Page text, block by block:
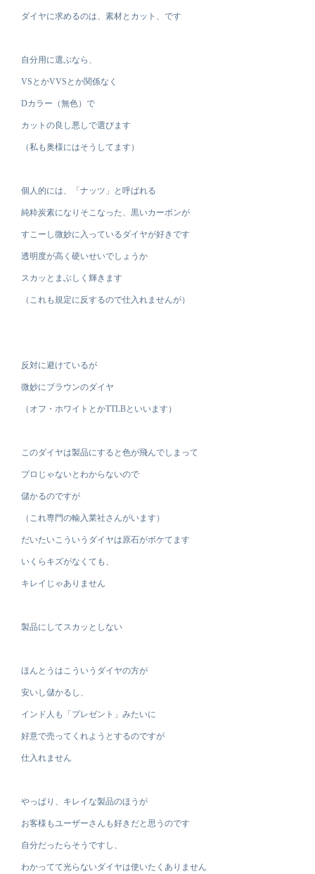
ダイヤに求めるのは、素材とカット、です
自分用に選ぶなら、
VSとかVVSとか関係なく
Dカラー（無色）で
カットの良し悪しで選びます
（私も奥様にはそうしてます）
個人的には、「ナッツ」と呼ばれる
純粋炭素になりそこなった、黒いカーボンが
すこーし微妙に入っているダイヤが好きです
透明度が高く硬いせいでしょうか
スカッとまぶしく輝きます
（これも規定に反するので仕入れませんが）
反対に避けているが
微妙にブラウンのダイヤ
（オフ・ホワイトとかTTLBといいます）
このダイヤは製品にすると色が飛んでしまって
プロじゃないとわからないので
儲かるのですが
（これ専門の輸入業社さんがいます）
だいたいこういうダイヤは原石がボケてます
いくらキズがなくても、
キレイじゃありません
製品にしてスカッとしない
ほんとうはこういうダイヤの方が
安いし儲かるし、
インド人も「プレゼント」みたいに
好意で売ってくれようとするのですが
仕入れません
やっぱり、キレイな製品のほうが
お客様もユーザーさんも好きだと思うのです
自分だったらそうですし、
わかってて光らないダイヤは使いたくありません